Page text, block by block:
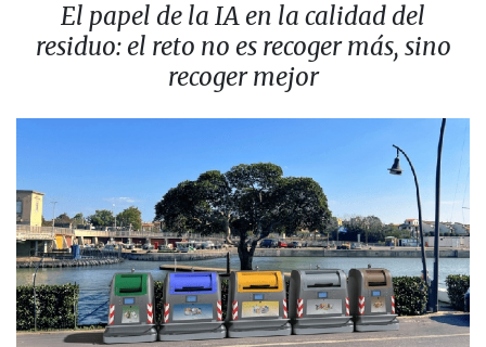
El papel de la IA en la calidad del
residuo: el reto no es recoger más, sino
recoger mejor